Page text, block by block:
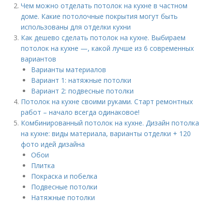
Чем можно отделать потолок на кухне в частном
доме. Какие потолочные покрытия могут быть
использованы для отделки кухни
Как дешево сделать потолок на кухне. Выбираем
потолок на кухне —, какой лучше из 6 современных
вариантов
Варианты материалов
Вариант 1: натяжные потолки
Вариант 2: подвесные потолки
Потолок на кухне своими руками. Старт ремонтных
работ – начало всегда одинаковое!
Комбинированный потолок на кухне. Дизайн потолка
на кухне: виды материала, варианты отделки + 120
фото идей дизайна
Обои
Плитка
Покраска и побелка
Подвесные потолки
Натяжные потолки